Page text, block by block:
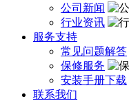
公司新闻
行业资讯
服务支持
常见问题解答
保修服务
安装手册下载
联系我们